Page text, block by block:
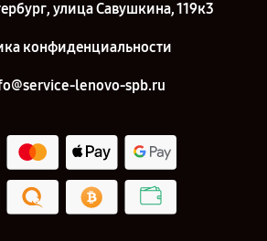
улица Савушкина, 119к3
конфиденциальности
lenovo-spb.ru